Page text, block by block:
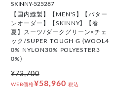
SKINNY-525287
【国内縫製】【MEN'S】【パター
ンオーダー】【SKINNY】【春
夏】スーツ/ダークグリーン×チェ
ック/SUPER TOUGH G (WOOL4
0% NYLON30% POLYESTER3
0%)
¥73,700
WEB価格¥58,960 税込